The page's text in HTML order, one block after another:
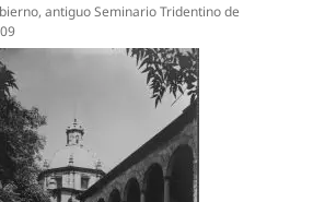
antiguo Seminario Tridentino de